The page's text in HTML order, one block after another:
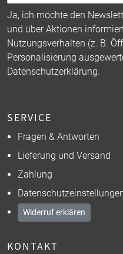
Ja, ich möchte den
und über Aktionen
Nutzungsverhalten (z. B.
Personalisierung
Datenschutzerklärung.
SERVICE
Fragen & Antworten
Lieferung und Versand
Zahlung
Widerruf erklären
KONTAKT